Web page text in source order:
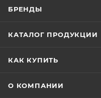
БРЕНДЫ
КАТАЛОГ ПРОДУКЦИИ
КАК КУПИТЬ
О КОМПАНИИ